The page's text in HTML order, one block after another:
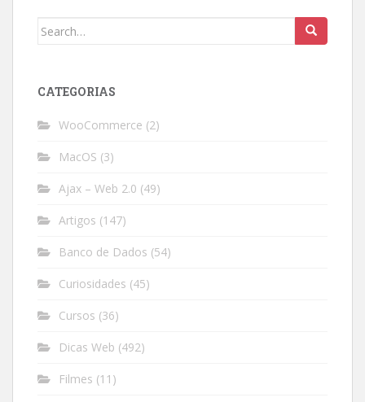
Search
CATEGORIAS
WooCommerce (2)
MacOS (3)
Ajax – Web 2.0 (49)
Artigos (147)
Banco de Dados (54)
Curiosidades (45)
Cursos (36)
Dicas Web (492)
Filmes (11)